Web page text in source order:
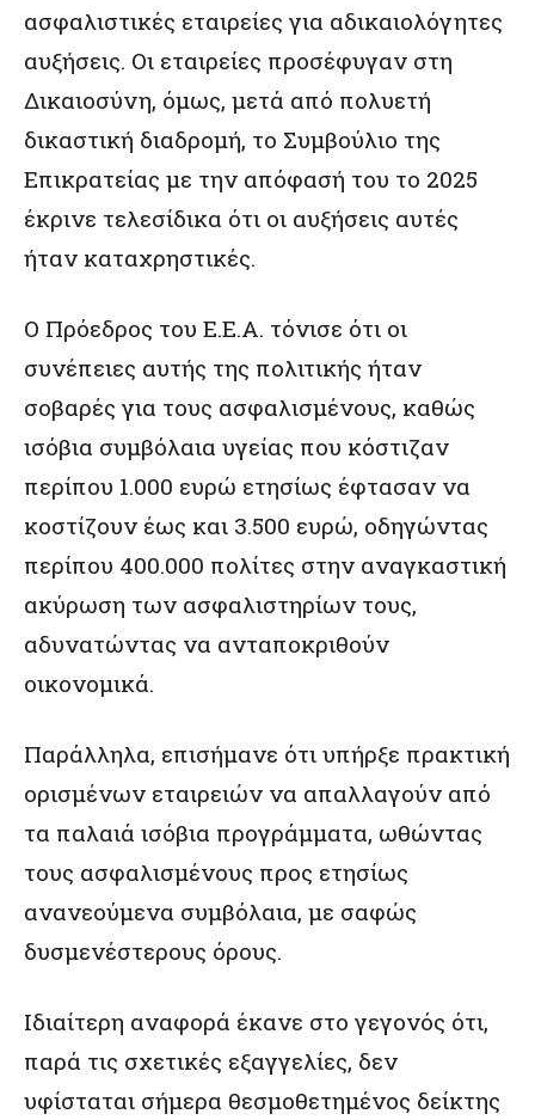
ασφαλιστικές εταιρείες για αδικαιολόγητες
αυξήσεις. Οι εταιρείες προσέφυγαν στη
Δικαιοσύνη, όμως, μετά από πολυετή
δικαστική διαδρομή, το Συμβούλιο της
Επικρατείας με την απόφασή του το 2025
έκρινε τελεσίδικα ότι οι αυξήσεις αυτές
ήταν καταχρηστικές.
Ο Πρόεδρος του Ε.Ε.Α. τόνισε ότι οι
συνέπειες αυτής της πολιτικής ήταν
σοβαρές για τους ασφαλισμένους, καθώς
ισόβια συμβόλαια υγείας που κόστιζαν
περίπου 1.000 ευρώ ετησίως έφτασαν να
κοστίζουν έως και 3.500 ευρώ, οδηγώντας
περίπου 400.000 πολίτες στην αναγκαστική
ακύρωση των ασφαλιστηρίων τους,
αδυνατώντας να ανταποκριθούν
οικονομικά.
Παράλληλα, επισήμανε ότι υπήρξε πρακτική
ορισμένων εταιρειών να απαλλαγούν από
τα παλαιά ισόβια προγράμματα, ωθώντας
τους ασφαλισμένους προς ετησίως
ανανεούμενα συμβόλαια, με σαφώς
δυσμενέστερους όρους.
Ιδιαίτερη αναφορά έκανε στο γεγονός ότι,
παρά τις σχετικές εξαγγελίες, δεν
υφίσταται σήμερα θεσμοθετημένος δείκτης